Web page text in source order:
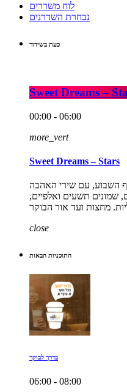
לוח משדרים
נבחרת השדרנים
כעת בשידור
Sweet Dreams –
00:00 - 06:00
more_vert
Sweet Dreams – Stars
השבוע, עם שירי האהבה
שמונים תשעים ואלפיים,
close
התוכניות הבאות
בדרך לבוקר
06:00 - 08:00